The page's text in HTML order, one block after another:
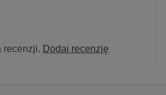
recenzji. Dodaj recenzję